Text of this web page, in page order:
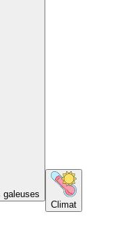
galeuses
Climat